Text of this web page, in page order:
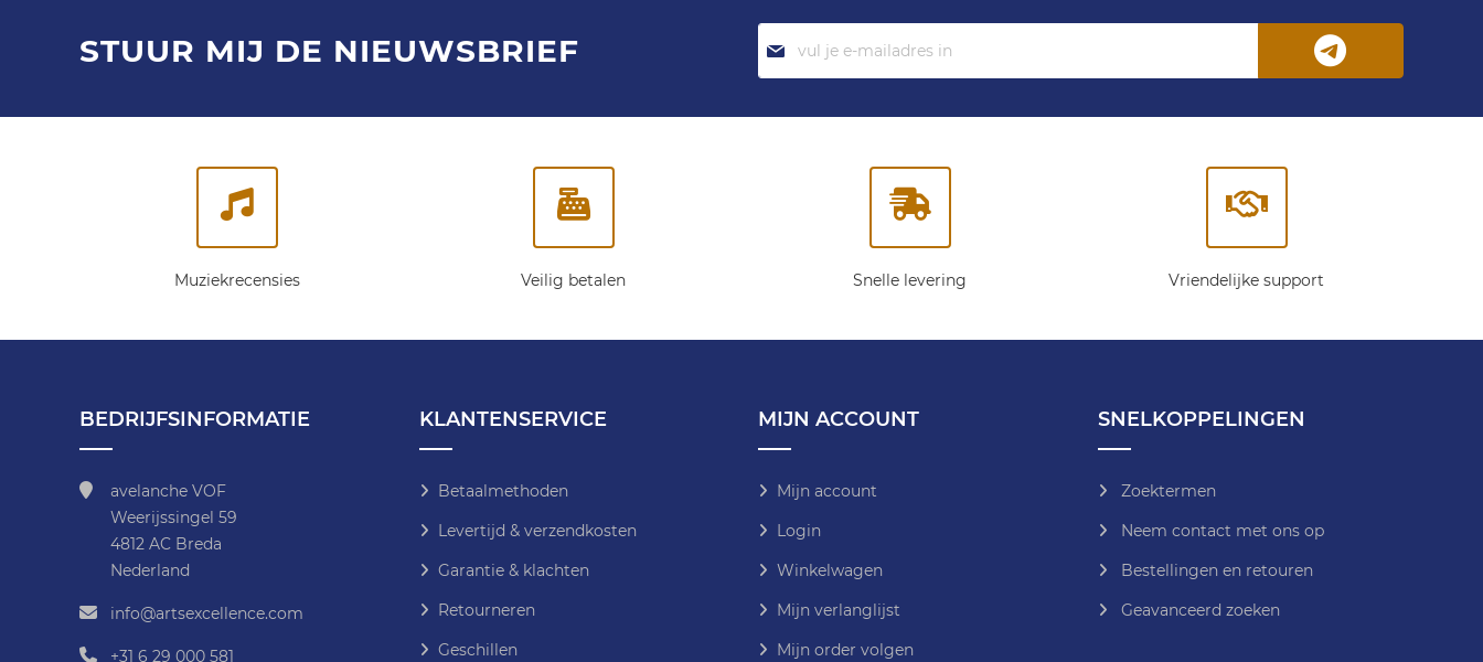
STUUR MIJ DE NIEUWSBRIEF
je
op
nieuwsbrief:
Muziekrecensies Veilig betalen Snelle levering Vriendelijke support
BEDRIJFSINFORMATIE
avelanche VOF
Weerijssingel 59
4812 AC Breda
Nederland
info@artsexcellence.com
+31 6 29 000 581
KLANTENSERVICE
Betaalmethoden
Levertijd & verzendkosten
Garantie & klachten
Retourneren
Geschillen
MIJN ACCOUNT
Mijn account
Login
Winkelwagen
Mijn verlanglijst
Mijn order volgen
SNELKOPPELINGEN
Zoektermen
Neem contact met ons op
Bestellingen en retouren
Geavanceerd zoeken